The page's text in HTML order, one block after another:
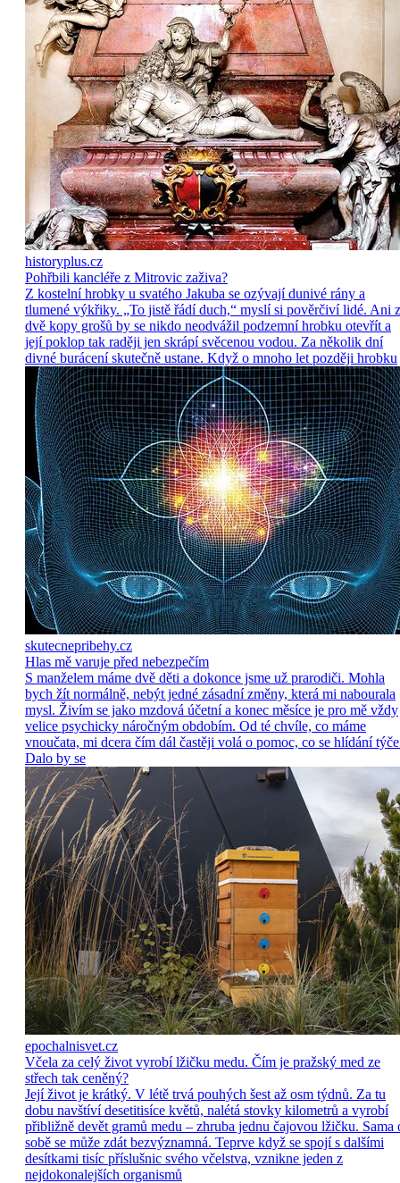
historyplus.cz
Pohřbili kancléře z Mitrovic zaživa?
Z kostelní hrobky u svatého Jakuba se ozývají dunivé rány a
tlumené výkřiky. „To jistě řádí duch,“ myslí si pověrčiví lidé. Ani
dvě kopy grošů by se nikdo neodvážil podzemní hrobku otevřít a
její poklop tak raději jen skrápí svěcenou vodou. Za několik dní
divné burácení skutečně ustane. Když o mnoho let později hrobku
skutecnepribehy.cz
Hlas mě varuje před nebezpečím
S manželem máme dvě děti a dokonce jsme už prarodiči. Mohla
bych žít normálně, nebýt jedné zásadní změny, která mi nabourala
mysl. Živím se jako mzdová účetní a konec měsíce je pro mě vždy
velice psychicky náročným obdobím. Od té chvíle, co máme
vnoučata, mi dcera čím dál častěji volá o pomoc, co se hlídání
Dalo by se
epochalnisvet.cz
Včela za celý život vyrobí lžičku medu. Čím je pražský med ze
střech tak ceněný?
Její život je krátký. V létě trvá pouhých šest až osm týdnů. Za tu
dobu navštíví desetitisíce květů, nalétá stovky kilometrů a vyrobí
přibližně devět gramů medu – zhruba jednu čajovou lžičku. Sama
sobě se může zdát bezvýznamná. Teprve když se spojí s dalšími
desítkami tisíc příslušnic svého včelstva, vznikne jeden z
nejdokonalejších organismů